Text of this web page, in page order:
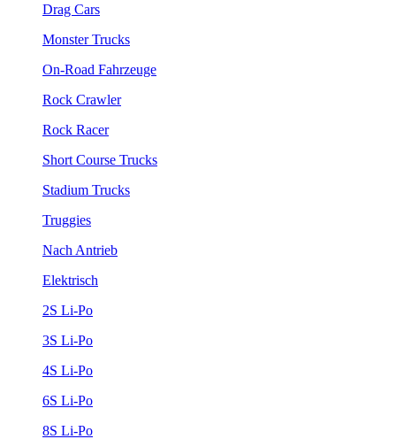
Drag Cars
Monster Trucks
On-Road Fahrzeuge
Rock Crawler
Rock Racer
Short Course Trucks
Stadium Trucks
Truggies
Nach Antrieb
Elektrisch
2S Li-Po
3S Li-Po
4S Li-Po
6S Li-Po
8S Li-Po